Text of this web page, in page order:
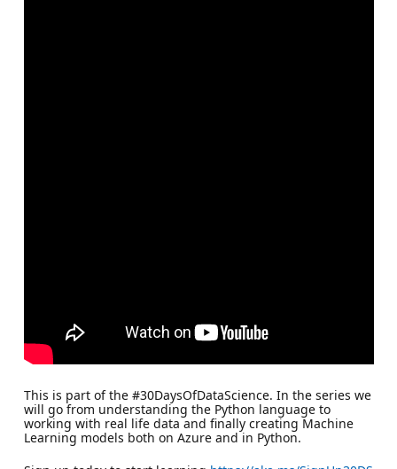
This is part of the #30DaysOfDataScience. In the series we
will go from understanding the Python language to
working with real life data and finally creating Machine
Learning models both on Azure and in Python.